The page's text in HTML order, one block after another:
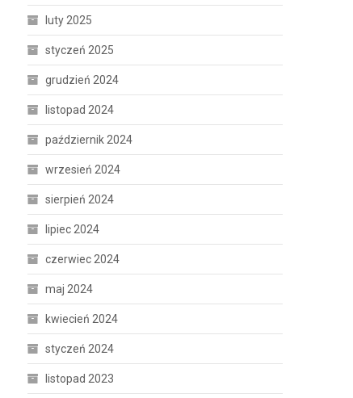
luty 2025
styczeń 2025
grudzień 2024
listopad 2024
październik 2024
wrzesień 2024
sierpień 2024
lipiec 2024
czerwiec 2024
maj 2024
kwiecień 2024
styczeń 2024
listopad 2023